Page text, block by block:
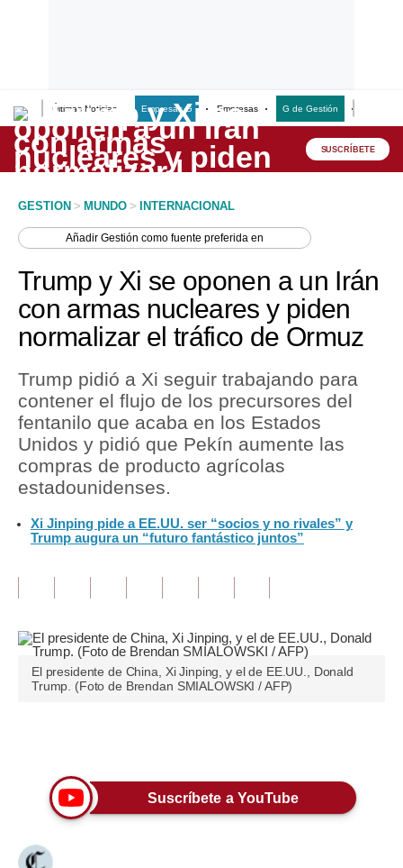
Últimas Noticias Empresas G Empresas G de Gestión
Lo último
Peru Quiosco
Economía
Mercados
Política
Tu Dinero
Finanzas Personales
Plus G
Opinión
Pregunta de hoy
Blogs
Viajes
SUSCRÍBETE
GESTION > MUNDO > INTERNACIONAL
AñadirGestión como fuente preferida en
Trump y Xi se oponen a un Irán
con armas nucleares y piden
normalizar el tráfico de Ormuz
Trump pidió a Xi seguir trabajando para
contener el flujo de los precursores del
fentanilo que acaba en los Estados
Unidos y pidió que Pekín aumente las
compras de producto agrícolas
estadounidenses.
Xi Jinping pide a EE.UU. ser “socios y no rivales” y
Trump augura un “futuro fantástico juntos”
El presidente de China, Xi Jinping, y el de EE.UU., Donald
Trump. (Foto de Brendan SMIALOWSKI / AFP)
Suscríbete a YouTube